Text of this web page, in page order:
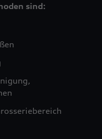
sind: